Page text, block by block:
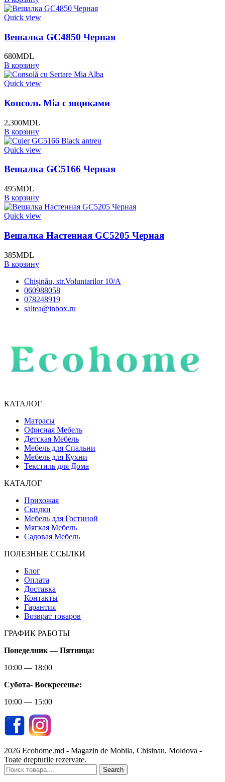
Quick view
Вешалка GC4850 Черная
680MDL
В корзину
Quick view
Консоль Mia с ящиками
2,300MDL
В корзину
Quick view
Вешалка GC5166 Черная
495MDL
В корзину
Quick view
Вешалка Настенная GC5205 Черная
385MDL
В корзину
Chișinău, str.Voluntarilor 10/A
060988058
078248919
saltea@inbox.ru
КАТАЛОГ
Матрасы
Офисная Мебель
Детская Мебель
Мебель для Спальни
Мебель для Кухни
Текстиль для Дома
КАТАЛОГ
Прихожая
Скидки
Мебель для Гостиной
Мягкая Мебель
Садовая Мебель
ПОЛЕЗНЫЕ ССЫЛКИ
Блог
Оплата
Доставка
Контакты
Гарантия
Возврат товаров
ГРАФИК РАБОТЫ
Понеделник — Пятница:
10:00 — 18:00
Субота- Воскресенье:
10:00 — 15:00
2026 Ecohome.md - Magazin de Mobila, Chisinau, Moldova -
Toate drepturile rezervate.
Search